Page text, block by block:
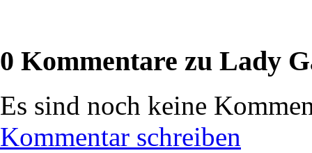
0 Kommentare zu Lady
Es sind noch keine
Kommentar schreiben